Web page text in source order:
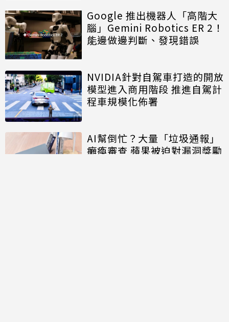
Google 推出機器人「高階大
腦」Gemini Robotics ER 2！
能邊做邊判斷、發現錯誤
NVIDIA針對自駕車打造的開放
模型進入商用階段 推進自駕計
程車規模化佈署
AI幫倒忙？大量「垃圾通報」
癱瘓審查 蘋果被迫對漏洞獎勵